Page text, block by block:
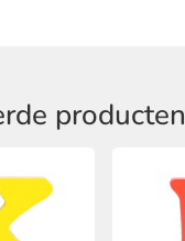
producten
product